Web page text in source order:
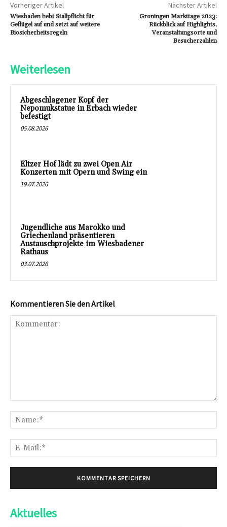
Vorheriger Artikel
Wiesbaden hebt Stallpflicht für
Geflügel auf und setzt auf weitere
Biosicherheitsregeln
Nächster Artikel
Groningen Markttage 2023:
Rückblick auf Highlights,
Veranstaltungsorte und
Besucherzahlen
Weiterlesen
Abgeschlagener Kopf der
Nepomukstatue in Erbach wieder
befestigt
05.08.2026
Eltzer Hof lädt zu zwei Open Air
Konzerten mit Opern und Swing ein
19.07.2026
Jugendliche aus Marokko und
Griechenland präsentieren
Austauschprojekte im Wiesbadener
Rathaus
03.07.2026
Kommentieren Sie den Artikel
Aktuelles